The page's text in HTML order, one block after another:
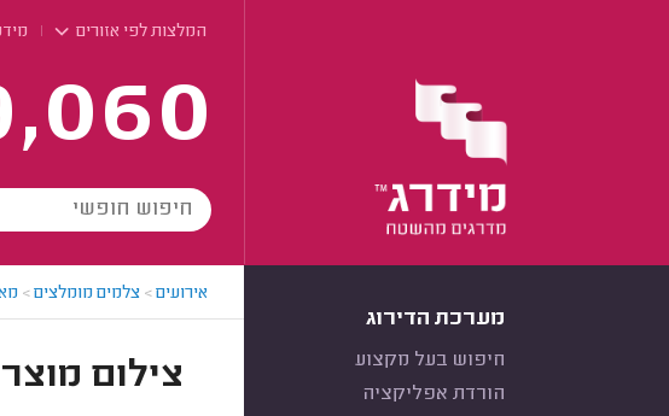
המלצות לפי אזורים
מערכת הדירוג
חיפוש בעל מקצוע
הורדת אפליקציה
אירועים> צלמים מומלצים>
צילום